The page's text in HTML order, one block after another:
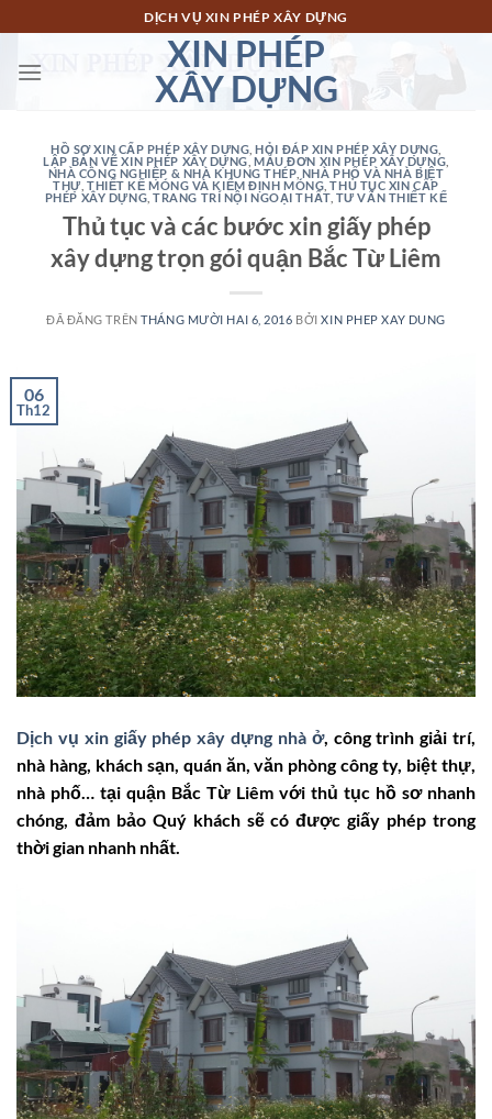
đến
nội
DỊCH VỤ XIN PHÉP XÂY DỰNG
XIN PHÉP
XÂY DỰNG
HỒ SƠ XIN CẤP PHÉP XÂY DỰNG ,HỎI ĐÁP XIN PHÉP XÂY DỰNG
LẬP BẢN VẼ XIN PHÉP XÂY DỰNG,MẪU ĐƠN XIN PHÉP XÂY DỰNG
NHÀ CÔNG NGHIỆP & NHÀ KHUNG THÉP, NHÀ PHỐ VÀ NHÀ BIỆT
THỰ THIẾT KẾ MÓNG VÀ KIỂM ĐỊNH MÓNG ,THỦ TỤC XIN CẤP
PHÉP XÂY DỰNG ,TRANG TRÍ NỘI NGOẠI THẤT, TƯ VẤN THIẾT KẾ
Thủ tục và các bước xin giấy phép
xây dựng trọn gói quận Bắc Từ Liêm
ĐÃ ĐĂNG TRÊNTHÁNG MƯỜI HAI 6, 2016 BỞIXIN PHEP XAY DUNG
06
Th12
Dịch vụ xin giấy phép xây dựng nhà ở, công trình giải trí,
nhà hàng, khách sạn, quán ăn, văn phòng công ty, biệt thự,
nhà phố… tại quận Bắc Từ Liêm với thủ tục hồ sơ nhanh
chóng, đảm bảo Quý khách sẽ có được giấy phép trong
thời gian nhanh nhất.